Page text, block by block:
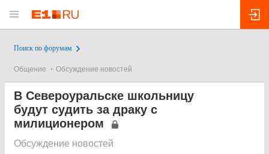
Поиск по форумам
Общение Обсуждение новостей
В Североуральске школьницу
будут судить за драку с
милиционером
Обсуждение новостей